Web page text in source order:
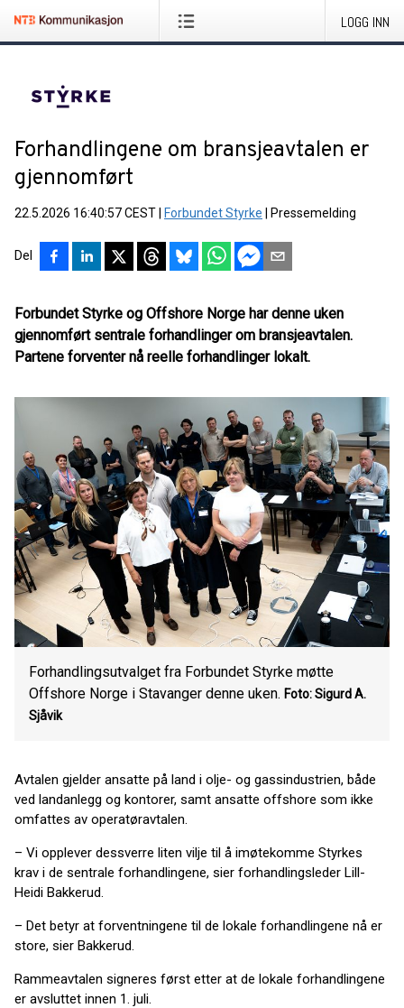
LOGG INN
Forhandlingene om bransjeavtalen er
gjennomført
22.5.2026 16:40:57 CEST Forbundet Styrke Pressemelding
Del
Forbundet Styrke og Offshore Norge har denne uken
gjennomført sentrale forhandlinger om bransjeavtalen.
Partene forventer nå reelle forhandlinger lokalt.
Forhandlingsutvalget fra Forbundet Styrke møtte
Offshore Norge i Stavanger denne uken. Foto: Sigurd A.
Sjåvik
Avtalen gjelder ansatte på land i olje- og gassindustrien, både
ved landanlegg og kontorer, samt ansatte offshore som ikke
omfattes av operatøravtalen.
– Vi opplever dessverre liten vilje til å imøtekomme Styrkes
krav i de sentrale forhandlingene, sier forhandlingsleder Lill-
Heidi Bakkerud.
– Det betyr at forventningene til de lokale forhandlingene nå er
store, sier Bakkerud.
Rammeavtalen signeres først etter at de lokale forhandlingene
er avsluttet innen 1. juli.